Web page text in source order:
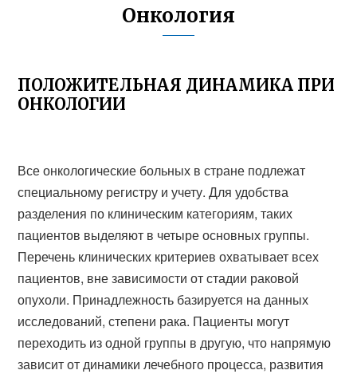
Онкология
ПОЛОЖИТЕЛЬНАЯ ДИНАМИКА ПРИ
ОНКОЛОГИИ
Все онкологические больных в стране подлежат
специальному регистру и учету. Для удобства
разделения по клиническим категориям, таких
пациентов выделяют в четыре основных группы.
Перечень клинических критериев охватывает всех
пациентов, вне зависимости от стадии раковой
опухоли. Принадлежность базируется на данных
исследований, степени рака. Пациенты могут
переходить из одной группы в другую, что напрямую
зависит от динамики лечебного процесса, развития